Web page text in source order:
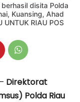
disita Polda
Kuansing, Ahad
UNTUK RIAU POS
– Direktorat
Polda Riau